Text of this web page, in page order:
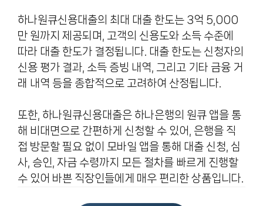
하나원큐신용대출의 최대 대출 한도는 3억 5,000
만 원까지 제공되며, 고객의 신용도와 소득 수준에
따라 대출 한도가 결정됩니다. 대출 한도는 신청자의
신용 평가 결과, 소득 증빙 내역, 그리고 기타 금융 거
래 내역 등을 종합적으로 고려하여 산정됩니다.
또한, 하나원큐신용대출은 하나은행의 원큐 앱을 통
해 비대면으로 간편하게 신청할 수 있어, 은행을 직
접 방문할 필요 없이 모바일 앱을 통해 대출 신청, 심
사, 승인, 자금 수령까지 모든 절차를 빠르게 진행할
수 있어 바쁜 직장인들에게 매우 편리한 상품입니다.